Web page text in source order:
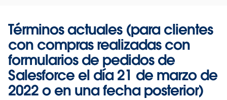
Términos actuales (para clientes
con compras realizadas con
formularios de pedidos de
Salesforce el día 21 de marzo de
2022 o en una fecha posterior)